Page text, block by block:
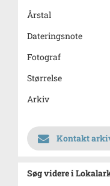
Årstal
Dateringsnote
Fotograf
Størrelse
Arkiv
Kontakt
Søg videre i